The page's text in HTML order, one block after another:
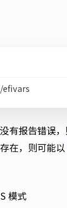
有报告错误
在，则可能以
模式